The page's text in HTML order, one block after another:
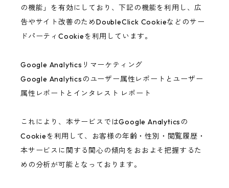
の機能」を有効にしており、下記の機能を利用し、広
告やサイト改善のためDoubleClick Cookieなどのサー
ドパーティCookieを利用しています。
Google Analyticsリマーケティング
Google Analyticsのユーザー属性レポートとユーザー
属性レポートとインタレスト レポート
これにより、本サービスではGoogle Analyticsの
Cookieを利用して、お客様の年齢・性別・閲覧履歴・
本サービスに関する関心の傾向をおおよそ把握するた
めの分析が可能となっております。